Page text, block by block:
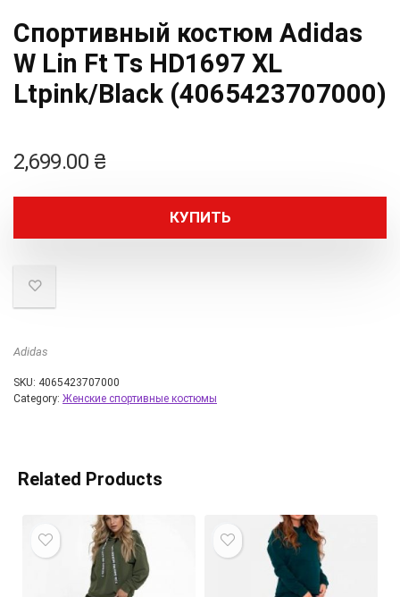
Спортивный костюм Adidas
W Lin Ft Ts HD1697 XL
Ltpink/Black (4065423707000)
2,699.00 ₴
КУПИТЬ
Adidas
SKU: 4065423707000
Category: Женские спортивные костюмы
Related Products